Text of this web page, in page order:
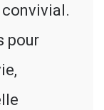
convivial.
pour